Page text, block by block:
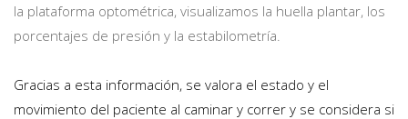
la plataforma optométrica, visualizamos la huella plantar, los
porcentajes de presión y la estabilometría.
Gracias a esta información, se valora el estado y el
movimiento del paciente al caminar y correr y se considera si